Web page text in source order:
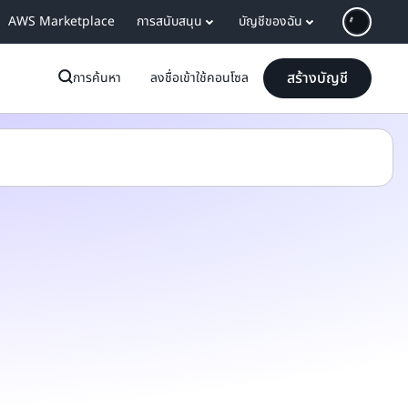
AWS Marketplace การสนับสนุน บัญชีของฉัน
การค้นหา ลงชื่อเข้าใช้คอนโซล สร้างบัญชี